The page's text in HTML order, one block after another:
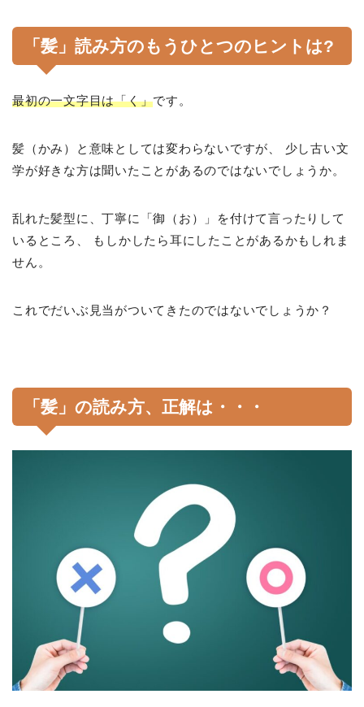
「髪」読み方のもうひとつのヒントは?
最初の一文字目は「く」です。
髪（かみ）と意味としては変わらないですが、 少し古い文
学が好きな方は聞いたことがあるのではないでしょうか。
乱れた髪型に、丁寧に「御（お）」を付けて言ったりして
いるところ、 もしかしたら耳にしたことがあるかもしれま
せん。
これでだいぶ見当がついてきたのではないでしょうか？
「髪」の読み方、正解は・・・